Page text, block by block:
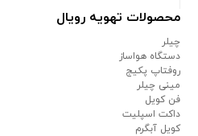
محصولات تهویه رویال
چیلر
دستگاه هواساز
روفتاپ پکیج
مینی چیلر
فن کویل
داکت اسپلیت
کویل آبگرم